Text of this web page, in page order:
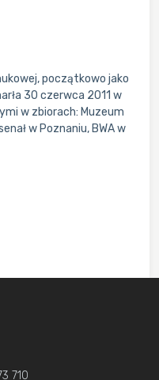
początkowo jako
30 czerwca 2011 w
w zbiorach: Muzeum
w Poznaniu, BWA w
710